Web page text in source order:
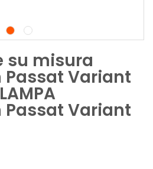
su misura
Variant
Variant